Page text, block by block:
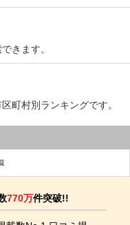
きます。
町村別ランキングです。
770万件突破!!